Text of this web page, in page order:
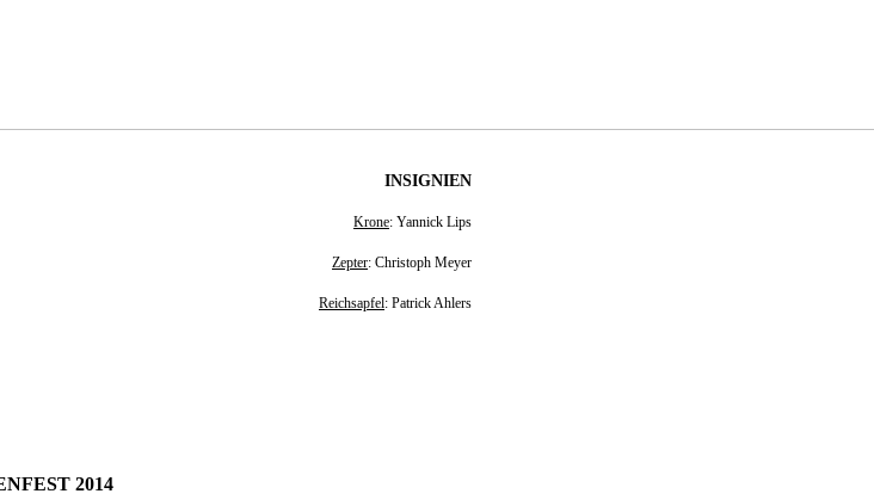
INSIGNIEN
Krone: Yannick Lips
Zepter: Christoph Meyer
Reichsapfel: Patrick Ahlers
2014